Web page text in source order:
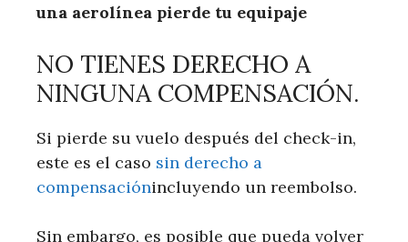
una aerolínea pierde tu equipaje
NO TIENES DERECHO A
NINGUNA COMPENSACIÓN.
Si pierde su vuelo después del check-in,
este es el caso sin derecho a
compensaciónincluyendo un reembolso.
Sin embargo, es posible que pueda volver